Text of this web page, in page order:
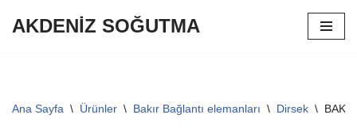
AKDENİZ SOĞUTMA
Ana Sayfa \ Ürünler \ Bakır Bağlantı elemanları \ Dirsek \